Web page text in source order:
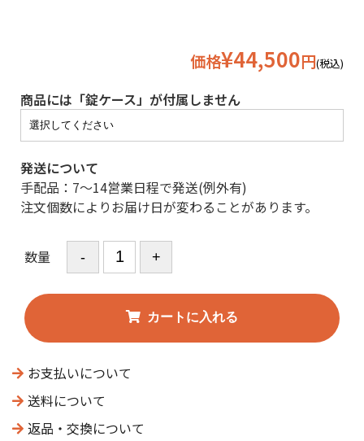
価格¥44,500円(税込)
商品には「錠ケース」が付属しません
発送について
手配品：7～14営業日程で発送(例外有)
注文個数によりお届け日が変わることがあります。
数量
お支払いについて
送料について
返品・交換について